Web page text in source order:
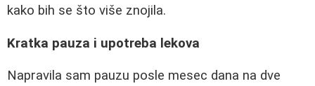
kako bih se što više znojila.
Kratka pauza i upotreba lekova
Napravila sam pauzu posle mesec dana na dve